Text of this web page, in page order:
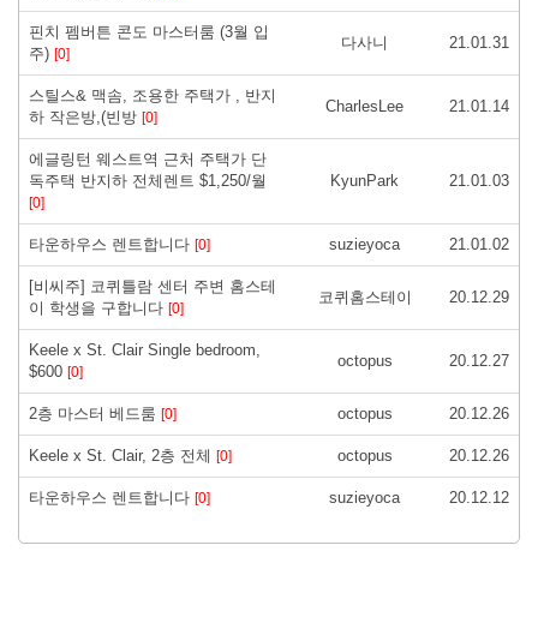
핀치 펨버튼 콘도 마스터룸 (3월 입
주) [0]
다사니 21.01.31
스틸스& 맥솜, 조용한 주택가 , 반지
하 작은방,(빈방 [0]
CharlesLee 21.01.14
에글링턴 웨스트역 근처 주택가 단
독주택 반지하 전체렌트 $1,250/월
[0]
KyunPark 21.01.03
타운하우스 렌트합니다 [0] suzieyoca 21.01.02
[비씨주] 코퀴틀람 센터 주변 홈스테
이 학생을 구합니다 [0]
코퀴홈스테이 20.12.29
Keele x St. Clair Single bedroom,
$600 [0]
octopus 20.12.27
2층 마스터 베드룸 [0] octopus 20.12.26
Keele x St. Clair, 2층 전체 [0] octopus 20.12.26
타운하우스 렌트합니다 [0] suzieyoca 20.12.12